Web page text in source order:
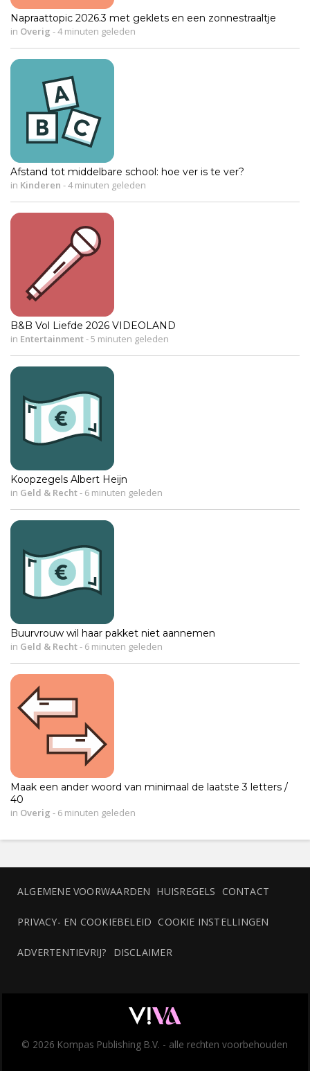
Napraattopic 2026.3 met geklets en een zonnestraaltje
in Overig -4 minuten geleden
Afstand tot middelbare school: hoe ver is te ver?
in Kinderen -4 minuten geleden
B&B Vol Liefde 2026 VIDEOLAND
in Entertainment-5 minuten geleden
Koopzegels Albert Heijn
in Geld & Recht- 6 minuten geleden
Buurvrouw wil haar pakket niet aannemen
in Geld & Recht- 6 minuten geleden
Maak een ander woord van minimaal de laatste 3 letters /
40
in Overig - 6 minuten geleden
ALGEMENE VOORWAARDEN HUISREGELS CONTACT
PRIVACY- EN COOKIEBELEID COOKIE INSTELLINGEN
ADVERTENTIEVRIJ? DISCLAIMER
© 2026 Kompas Publishing B.V. - alle rechten voorbehouden